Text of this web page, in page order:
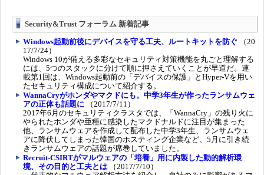
Security&Trust フォーラム 新着記事
Windows起動前後にデバイスを守る工夫、ルートキットを防ぐ （20
17/7/24）
Windows 10が備える多彩なセキュリティ対策機能を丸ごと理解する
には、5つのスタックに分けて順に押さえていくことが早道だ。連
載第1回は、Windows起動前の「デバイスの保護」とHyper-Vを用い
たセキュリティ構成について紹介する。
WannaCryがホンダやマクドにも。中学3年生が作ったランサムウェ
アの正体も話題に （2017/7/11）
2017年6月のセキュリティクラスタでは、「WannaCry」の残り火に
やられたホンダや亜種に感染したマクドナルドに注目が集まった
他、ランサムウェアを作成して配布した中学3年生、ランサムウェ
アに降伏してしまった韓国のホスティング企業など、5月に引き続
きランサムウェアの話題が席巻していました。
Recruit-CSIRTがマルウェアの「培養」用に内製した動的解析環
境、その目的と工夫とは （2017/7/10）